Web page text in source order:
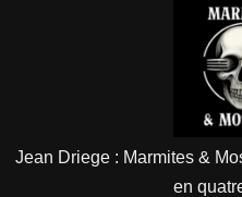
Jean Driege : Marmites &
en